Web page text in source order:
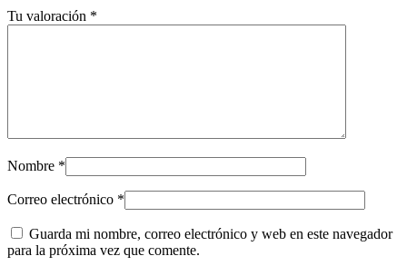
Tu valoración *
Nombre *
Correo electrónico *
Guarda mi nombre, correo electrónico y web en este navegador
para la próxima vez que comente.